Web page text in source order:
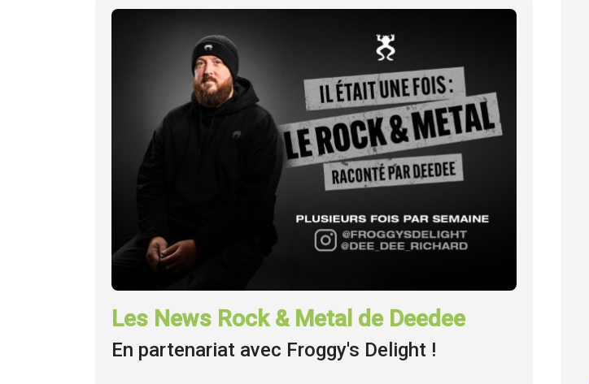
Les News Rock & Metal de Deedee
En partenariat avec Froggy's Delight !